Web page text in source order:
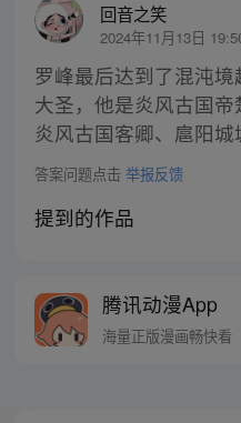
回音之笑
2024年11月13日
罗峰最后达到了混沌
大圣，他是炎风古国帝
炎风古国客卿、扈阳城
答案问题点击 举报反馈
提到的作品
腾讯动漫App
海量正版漫画畅快看